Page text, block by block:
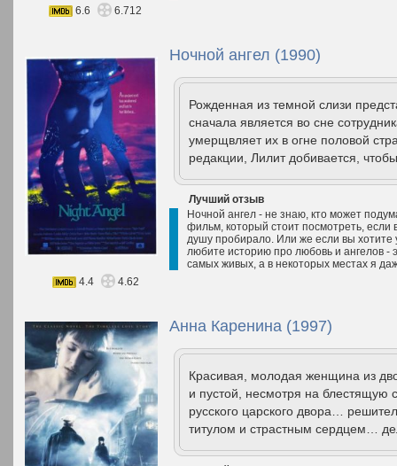
6.6
6.712
Ночной ангел (1990)
Рожденная из темной слизи
сначала является во сне
умерщвляет их в огне половой
редакции, Лилит добивается,
Лучший отзыв
Ночной ангел - не знаю, кто может
фильм, который стоит посмотреть,
душу пробирало. Или же если вы хотите
любите историю про любовь и ангелов -
самых живых, а в некоторых местах я
4.4
4.62
Анна Каренина (1997)
Красивая, молодая женщина из
и пустой, несмотря на
русского царского двора…
титулом и страстным сердцем…